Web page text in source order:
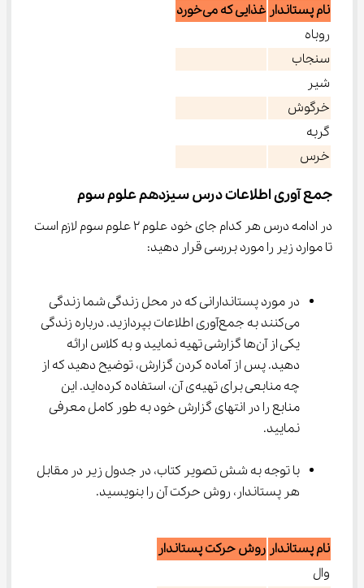
نام پستاندار غذایی که می‌خورد
روباه
سنجاب
شیر
خرگوش
گربه
خرس
جمع آوری اطلاعات درس سیزدهم علوم سوم
در ادامه درس هر کدام جای خود علوم ۲ علوم سوم لازم است
تا موارد زیر را مورد بررسی قرار دهید:
در مورد پستاندارانی که در محل زندگی شما زندگی
می‌کنند به جمع‌آوری اطلاعات بپردازید. درباره زندگی
یکی از آن‌ها گزارشی تهیه نمایید و به کلاس ارائه
دهید. پس از آماده کردن گزارش، توضیح دهید که از
چه منابعی برای تهیه‌ی آن، استفاده کرده‌اید. این
منابع را در انتهای گزارش خود به طور کامل معرفی
نمایید.
با توجه به شش تصویر کتاب، در جدول زیر در مقابل
هر پستاندار، روش حرکت آن را بنویسید.
نام پستاندار روش حرکت پستاندار
وال